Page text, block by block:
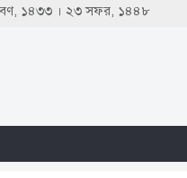
১৪৩৩ । ২৩ সফর, ১৪৪৮